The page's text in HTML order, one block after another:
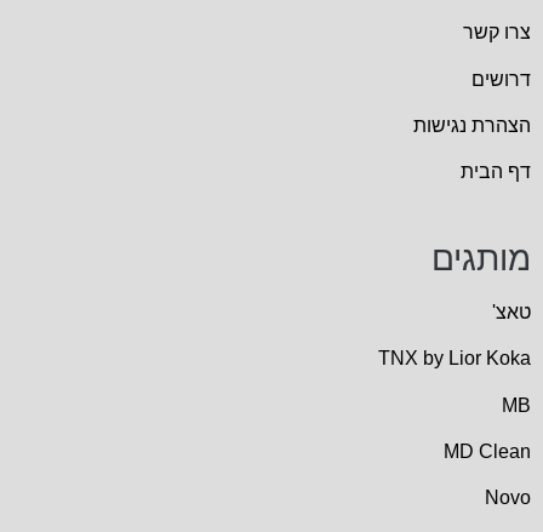
מותגים
טאצ'
TNX by Lior Koka
MB
MD Clean
Novo
צרו קשר
דרושים
הצהרת נגישות
דף הבית